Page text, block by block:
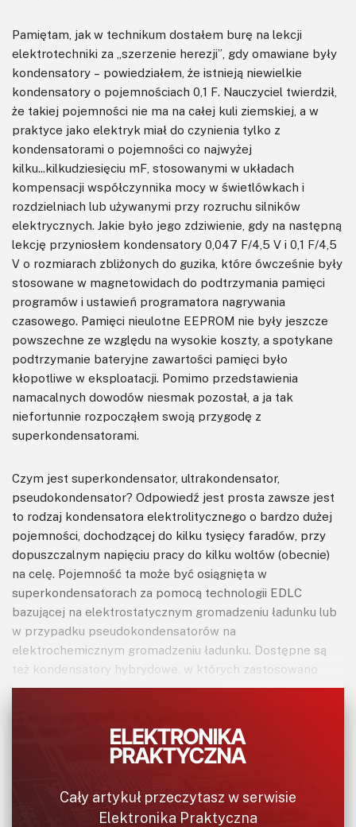
Pamiętam, jak w technikum dostałem burę na lekcji
elektrotechniki za „szerzenie herezji”, gdy omawiane były
kondensatory – powiedziałem, że istnieją niewielkie
kondensatory o pojemnościach 0,1 F. Nauczyciel twierdził,
że takiej pojemności nie ma na całej kuli ziemskiej, a w
praktyce jako elektryk miał do czynienia tylko z
kondensatorami o pojemności co najwyżej
kilku...kilkudziesięciu mF, stosowanymi w układach
kompensacji współczynnika mocy w świetlówkach i
rozdzielniach lub używanymi przy rozruchu silników
elektrycznych. Jakie było jego zdziwienie, gdy na następną
lekcję przyniosłem kondensatory 0,047 F/4,5 V i 0,1 F/4,5
V o rozmiarach zbliżonych do guzika, które ówcześnie były
stosowane w magnetowidach do podtrzymania pamięci
programów i ustawień programatora nagrywania
czasowego. Pamięci nieulotne EEPROM nie były jeszcze
powszechne ze względu na wysokie koszty, a spotykane
podtrzymanie bateryjne zawartości pamięci było
kłopotliwe w eksploatacji. Pomimo przedstawienia
namacalnych dowodów niesmak pozostał, a ja tak
niefortunnie rozpocząłem swoją przygodę z
superkondensatorami.
Czym jest superkondensator, ultrakondensator,
pseudokondensator? Odpowiedź jest prosta zawsze jest
to rodzaj kondensatora elektrolitycznego o bardzo dużej
pojemności, dochodzącej do kilku tysięcy faradów, przy
dopuszczalnym napięciu pracy do kilku woltów (obecnie)
na celę. Pojemność ta może być osiągnięta w
superkondensatorach za pomocą technologii EDLC
bazującej na elektrostatycznym gromadzeniu ładunku lub
w przypadku pseudokondensatorów na
elektrochemicznym gromadzeniu ładunku. Dostępne są
też kondensatory hybrydowe, w których zastosowano
połączenie wymienionych technologii.
Jakie parametry cechują superkondensatory? Podobnie
jak dla wszystkich kondensatorów podstawowymi
temperatur i rezystancja szeregowa. W przypadku
superkondensatorów dodatkowo specyfikowane są:
Cały artykuł przeczytasz w serwisie
Elektronika Praktyczna